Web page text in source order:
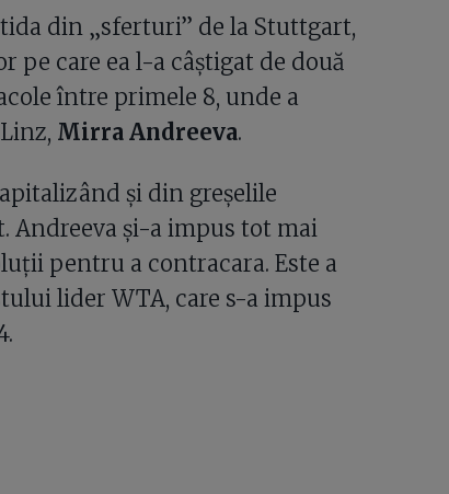
din „sferturi” de la Stuttgart,
care ea l-a câștigat de două
între primele 8, unde a
Mirra Andreeva.
și din greșelile
Andreeva și-a impus tot mai
pentru a contracara. Este a
lider WTA, care s-a impus